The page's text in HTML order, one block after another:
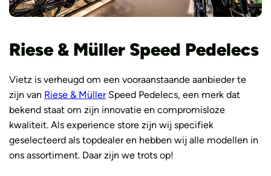
Riese & Müller Speed Pedelecs
Vietz is verheugd om een vooraanstaande aanbieder te
zijn van Riese & MüllerSpeed Pedelecs, een merk dat
bekend staat om zijn innovatie en compromisloze
kwaliteit. Als experience store zijn wij specifiek
geselecteerd als topdealer en hebben wij alle modellen in
ons assortiment. Daar zijn we trots op!